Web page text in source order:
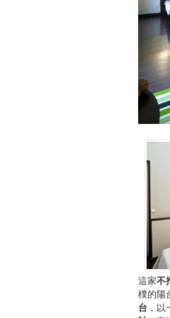
這家不
樸的陽
台 ，